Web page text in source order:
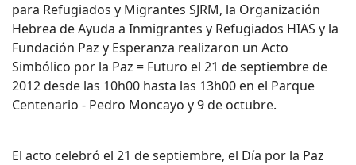
para Refugiados y Migrantes SJRM, la Organización
Hebrea de Ayuda a Inmigrantes y Refugiados HIAS y la
Fundación Paz y Esperanza realizaron un Acto
Simbólico por la Paz = Futuro el 21 de septiembre de
2012 desde las 10h00 hasta las 13h00 en el Parque
Centenario - Pedro Moncayo y 9 de octubre.
El acto celebró el 21 de septiembre, el Día por la Paz